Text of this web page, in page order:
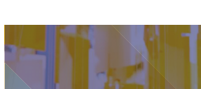
Immagine